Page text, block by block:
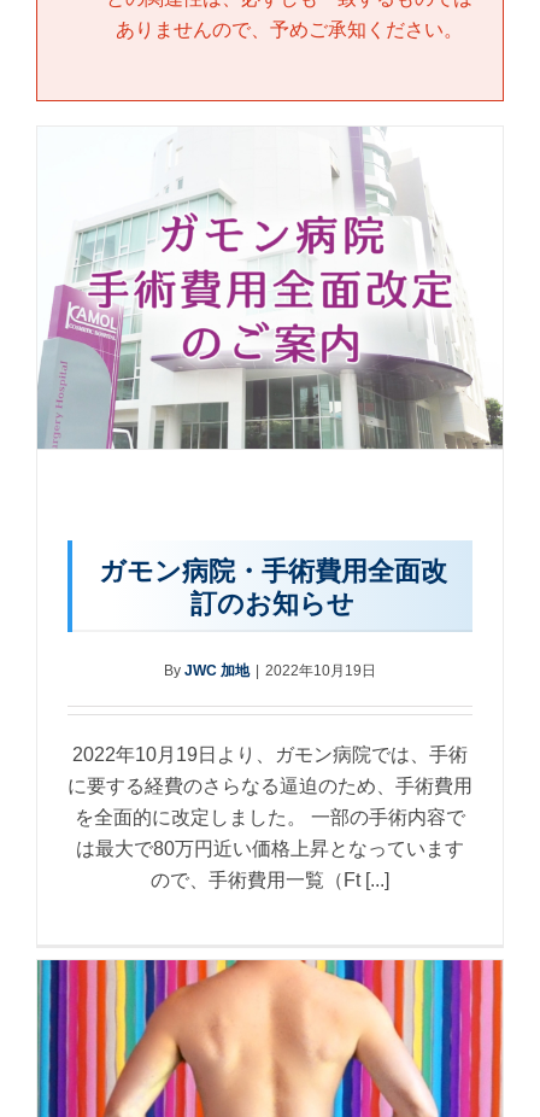
ありませんので、予めご承知ください。
ガモン病院・手術費用全面改
訂のお知らせ
By JWC 加地 | 2022年10月19日
2022年10月19日より、ガモン病院では、手術
に要する経費のさらなる逼迫のため、手術費用
を全面的に改定しました。 一部の手術内容で
は最大で80万円近い価格上昇となっています
ので、手術費用一覧（Ft [...]